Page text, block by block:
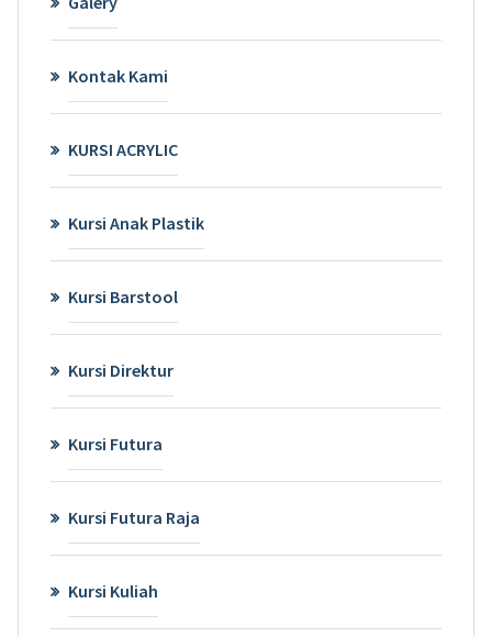
Kontak Kami
KURSI ACRYLIC
Kursi Anak Plastik
Kursi Barstool
Kursi Direktur
Kursi Futura
Kursi Futura Raja
Kursi Kuliah